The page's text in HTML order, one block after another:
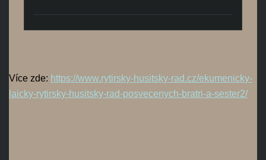
Více zde: https://www.rytirsky-husitsky-rad.cz/ekumenicky-
laicky-rytirsky-husitsky-rad-posvecenych-bratri-a-sester2/